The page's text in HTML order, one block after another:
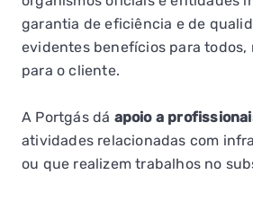
garantia de eficiência e de
evidentes benefícios para todos,
para o cliente.
A Portgás dá apoio a
atividades relacionadas com
ou que realizem trabalhos no